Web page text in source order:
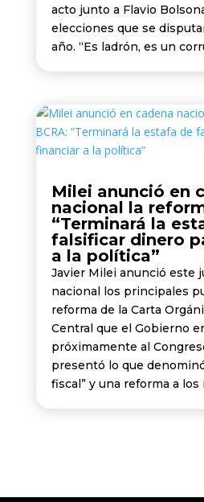
acto junto a Flavio
elecciones que se
año. “Es ladrón, es un
Milei anunció en
nacional la
“Terminará la
falsificar dinero
a la política”
Javier Milei anunció este
nacional los principales
reforma de la Carta
Central que el Gobierno
próximamente al
presentó lo que
fiscal” y una reforma a los